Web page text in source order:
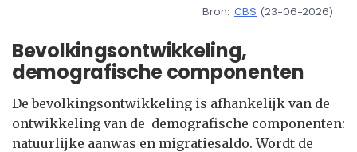
Bron: CBS (23-06-2026)
Bevolkingsontwikkeling,
demografische componenten
De bevolkingsontwikkeling is afhankelijk van de
ontwikkeling van de demografische componenten:
natuurlijke aanwas en migratiesaldo. Wordt de